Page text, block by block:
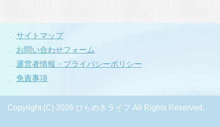
サイトマップ
お問い合わせフォーム
運営者情報・プライバシーポリシー
免責事項
Copyright (C) 2026 ひらめきライフ All Rights Reserved.